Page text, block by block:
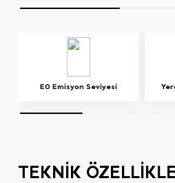
E0 Emisyon Seviyesi
TEKNİK